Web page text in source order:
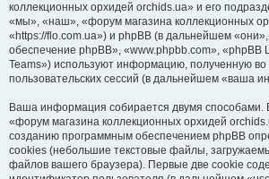
коллекционных орхидей orchids.ua» и его
«мы», «наш», «форум магазина коллекционных
«https://flo.com.ua») и phpBB (в дальнейшем
обеспечение phpBB», «www.phpbb.com», «phpBB
Teams») используют информацию, полученную
пользовательских сессий (в дальнейшем «ваша
Ваша информация собирается двумя способами.
«форум магазина коллекционных орхидей
созданию программным обеспечением phpBB
cookies (небольшие текстовые файлы,
файлов вашего браузера). Первые две cookie